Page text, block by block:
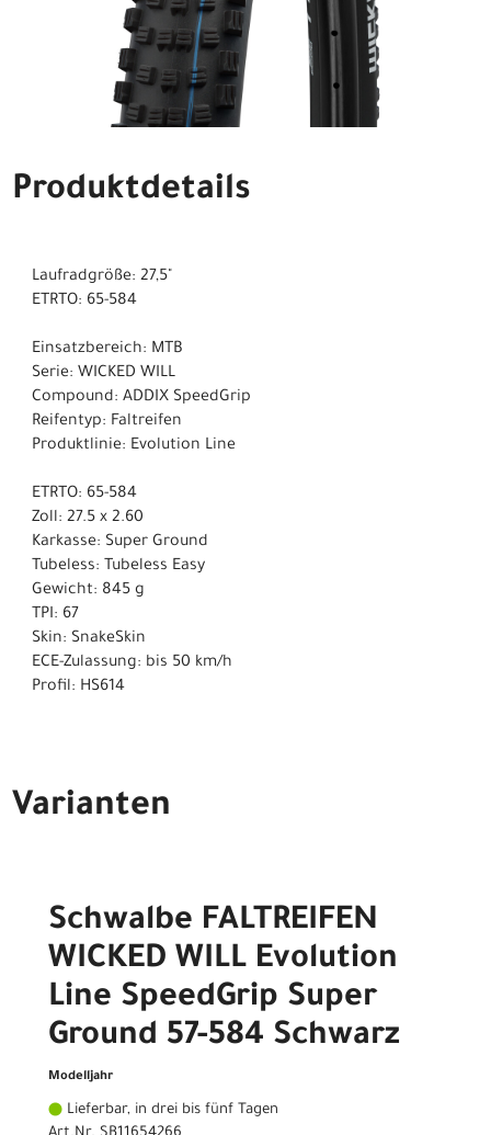
Produktdetails
Laufradgröße: 27,5"
ETRTO: 65-584
Einsatzbereich: MTB
Serie: WICKED WILL
Compound: ADDIX SpeedGrip
Reifentyp: Faltreifen
Produktlinie: Evolution Line
ETRTO: 65-584
Zoll: 27.5 x 2.60
Karkasse: Super Ground
Tubeless: Tubeless Easy
Gewicht: 845 g
TPI: 67
Skin: SnakeSkin
ECE-Zulassung: bis 50 km/h
Profil: HS614
Varianten
Schwalbe FALTREIFEN
WICKED WILL Evolution
Line SpeedGrip Super
Ground 57-584 Schwarz
Modelljahr
Lieferbar, in drei bis fünf Tagen